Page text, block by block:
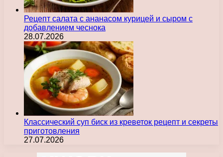
Рецепт салата с ананасом курицей и сыром с
добавлением чеснока
28.07.2026
Классический суп биск из креветок рецепт и секреты
приготовления
27.07.2026